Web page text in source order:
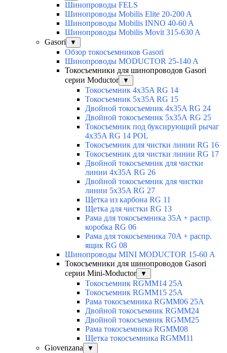
Шинопроводы FELS
Шинопроводы Mobilis Elite 20-200 A
Шинопроводы Mobilis INNO 40-60 A
Шинопроводы Mobilis Movit 315-630 A
Gasori
▼
Обзор токосъемников Gasori
Шинопроводы MODUCTOR 25-140 A
Токосъемники для шинопроводов Gasori
серии Moductor
▼
Токосъемник 4x35A RG 14
Токосъемник 5x35A RG 15
Двойной токосъемник 4x35A RG 24
Двойной токосъемник 5х35А RG 25
Токосъемник под буксирующий рычаг
4x35A RG 14 POL
Токосъемник для чистки линии RG 16
Токосъемник для чистки линии RG 17
Двойной токосъемник для чистки
линии 4х35А RG 26
Двойной токосъемник для чистки
линии 5x35A RG 27
Щетка из карбона RG 11
Щетка для чистки RG 13
Рама для токосъемника 35A + распр.
коробка RG 06
Рама для токосъемника 70A + распр.
ящик RG 08
Шинопроводы MINI MODUCTOR 15-60 А
Токосъемники для шинопроводов Gasori
серии Mini-Moductor
▼
Токосъемник RGMM14 25А
Токосъемник RGMM15 25А
Рама токосъемника RGMM06 25А
Двойной токосъемник RGMM24
Двойной токосъемник RGMM25
Рама токосъемника RGMM08
Щетка токосъемника RGMM11
Giovenzana
▼